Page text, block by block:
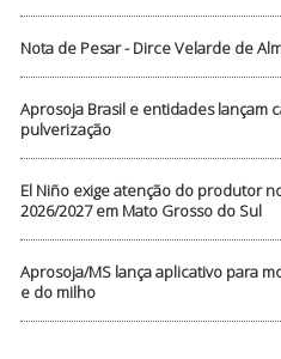
Nota de Pesar - Dirce Velarde de
Aprosoja Brasil e entidades lançam
pulverização
El Niño exige atenção do produtor
2026/2027 em Mato Grosso do Sul
Aprosoja/MS lança aplicativo para
e do milho